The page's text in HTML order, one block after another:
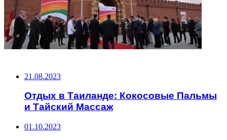
21.08.2023
Отдых в Таиланде: Кокосовые Пальмы
и Тайский Массаж
01.10.2023